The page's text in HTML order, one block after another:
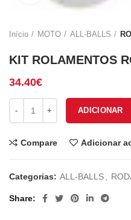
Início MOTO ALL-BALLS
KIT ROLAMENTOS
34.40€
ADICIONAR
Compare Adicionar
Categorias: ALL-BALLS
Share